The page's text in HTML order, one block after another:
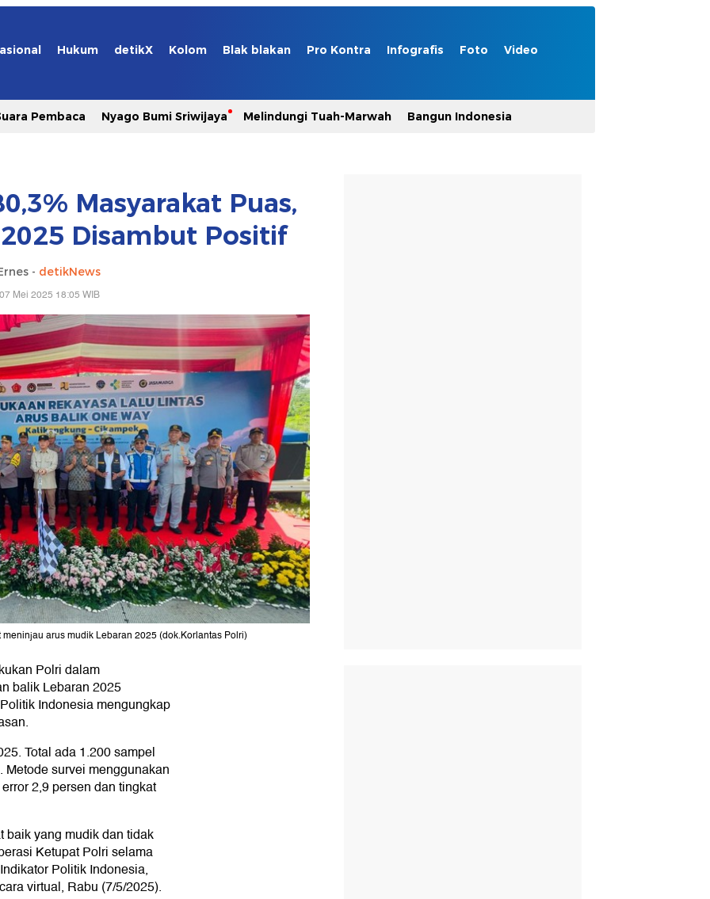
Hukum detikX Kolom Blak blakan Pro Kontra Infografis Foto Video
Pembaca Nyago Bumi Sriwijaya Melindungi Tuah-Marwah Bangun Indonesia
Masyarakat Puas,
Disambut Positif
- detikNews
Mei 2025 18:05 WIB
arus mudik Lebaran 2025 (dok.Korlantas Polri)
Polri dalam
balik Lebaran 2025
Indonesia mengungkap
Total ada 1.200 sampel
survei menggunakan
2,9 persen dan tingkat
baik yang mudik dan tidak
Ketupat Polri selama
Politik Indonesia,
virtual, Rabu (7/5/2025).